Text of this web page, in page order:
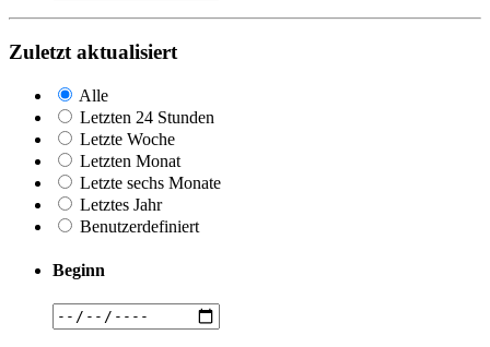
Zuletzt aktualisiert
Alle
Letzten 24 Stunden
Letzte Woche
Letzten Monat
Letzte sechs Monate
Letztes Jahr
Benutzerdefiniert
Beginn